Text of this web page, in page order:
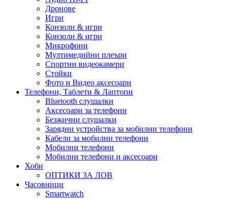
Дронове
Игри
Конзоли & игри
Конзоли & игри
Микрофони
Мултимедийни плеъри
Спортни видеокамери
Стойки
Фото и Видео аксесоари
Телефони, Таблети & Лаптопи
Bluetooth слушалки
Аксесоари за телефони
Безжични слушалки
Зарядни устройства за мобилни телефони
Кабели за мобилни телефони
Мобилни телефони
Мобилни телефони и аксесоари
Хоби
ОПТИКИ ЗА ЛОВ
Часовници
Smartwatch